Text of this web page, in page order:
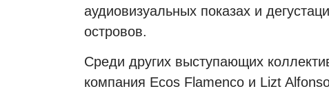
аудиовизуальных показах и
островов.
Среди других выступающих
компания Ecos Flamenco и Lizt